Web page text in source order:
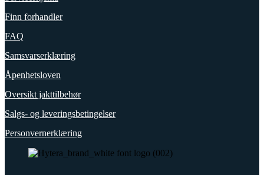
Finn forhandler
FAQ
Samsvarserklæring
Åpenhetsloven
Oversikt jakttilbehør
Salgs- og leveringsbetingelser
Personvernerklæring